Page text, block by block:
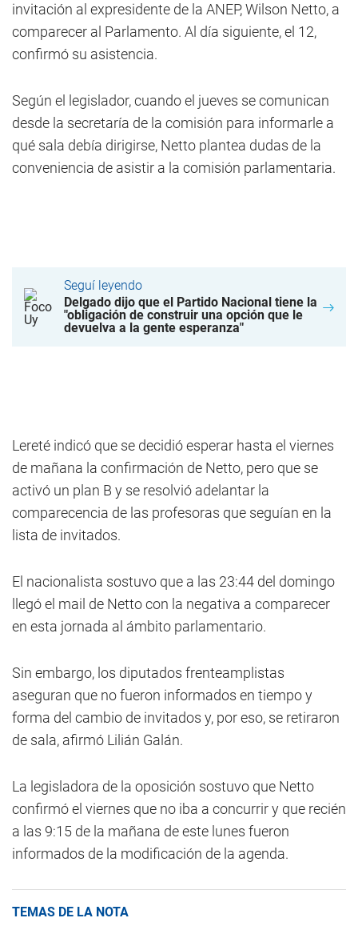
invitación al expresidente de la ANEP, Wilson Netto, a
comparecer al Parlamento. Al día siguiente, el 12,
confirmó su asistencia.
Según el legislador, cuando el jueves se comunican
desde la secretaría de la comisión para informarle a
qué sala debía dirigirse, Netto plantea dudas de la
conveniencia de asistir a la comisión parlamentaria.
Seguí leyendo
Delgado dijo que el Partido Nacional tiene la
"obligación de construir una opción que le
devuelva a la gente esperanza"
Lereté indicó que se decidió esperar hasta el viernes
de mañana la confirmación de Netto, pero que se
activó un plan B y se resolvió adelantar la
comparecencia de las profesoras que seguían en la
lista de invitados.
El nacionalista sostuvo que a las 23:44 del domingo
llegó el mail de Netto con la negativa a comparecer
en esta jornada al ámbito parlamentario.
Sin embargo, los diputados frenteamplistas
aseguran que no fueron informados en tiempo y
forma del cambio de invitados y, por eso, se retiraron
de sala, afirmó Lilián Galán.
La legisladora de la oposición sostuvo que Netto
confirmó el viernes que no iba a concurrir y que recién
a las 9:15 de la mañana de este lunes fueron
informados de la modificación de la agenda.
TEMAS DE LA NOTA